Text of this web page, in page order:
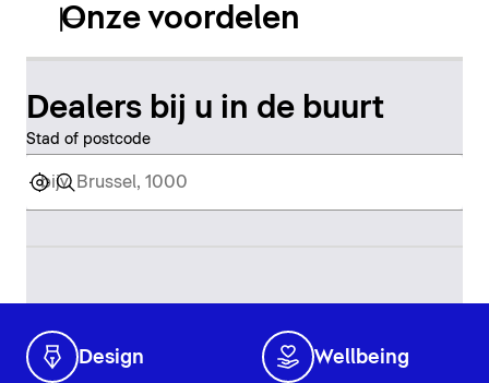
Onze voordelen
Dealers bij u in de buurt
Stad of postcode
Design Wellbeing